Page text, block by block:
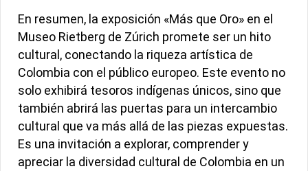
En resumen, la exposición «Más que Oro» en el
Museo Rietberg de Zúrich promete ser un hito
cultural, conectando la riqueza artística de
Colombia con el público europeo. Este evento no
solo exhibirá tesoros indígenas únicos, sino que
también abrirá las puertas para un intercambio
cultural que va más allá de las piezas expuestas.
Es una invitación a explorar, comprender y
apreciar la diversidad cultural de Colombia en un